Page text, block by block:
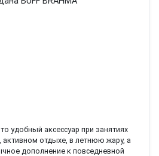
удобный аксессуар при занятиях
активном отдыхе, в летнюю жару, а
дополнение к повседневной